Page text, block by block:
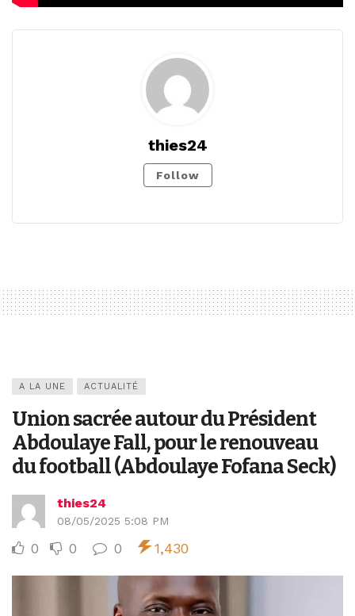
thies24
Follow
A LA UNE ACTUALITÉ
Union sacrée autour du Président
Abdoulaye Fall, pour le renouveau
du football (Abdoulaye Fofana Seck)
thies24
08/05/2025 5:08 PM
0 0 0 1,430